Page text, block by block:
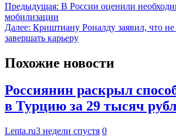
Предыдущая: В России оценили
мобилизации
Далее: Криштиану Роналду заявил, что не
завершать карьеру
Похожие новости
Россиянин раскрыл
в Турцию за 29 тысяч
Lenta.ru3 недели спустя 0